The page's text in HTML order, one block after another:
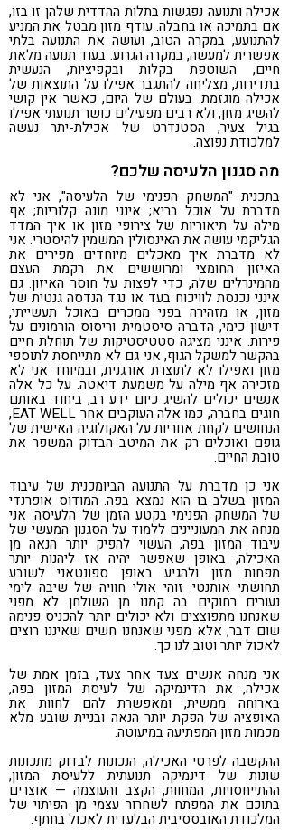
אכילה ותנועה נפגשות בתלות ההדדית שלהן זו בזו,
אם בתמיכה או בחבלה. עודף מזון מבטל את המניע
להתנועע, במקרה הטוב, ועושה את התנועה בלתי
אפשרית למעשה, במקרה הגרוע. בעוד תנועה מלאת
חיים, השוטפת בקלות ובקפיציות, הנעשית
בתדירות, מצליחה להתגבר אפילו על התוצאות של
אכילה מוגזמת. בעולם של היום, כאשר אין קושי
להשיג מזון, ולא רבים מפעילים כושר תנועתי אפילו
בגיל צעיר, הסטנדרט של אכילת-יתר נעשה
למלכודת נפוצה.
מה סגנון הלעיסה שלכם?
בתכנית "המשחק הפנימי של הלעיסה", אני לא
מדברת על אוכל בריא; אינני מונה קלוריות; אף
מילה על תיאוריות של צירופי מזון או איך המדד
הגליקמי עושה את האינסולין המשמין להיסטרי. אני
לא מדברת איך מאכלים מיוחדים מפירים את
האיזון החומצי ומרוששים את רקמת העצם
מהמינרלים שלה, כדי לפצות על חוסר האיזון. גם
אינני נכנסת לוויכוח בעד או נגד הנדסה גנטית של
מזון, או מזהירה בפני ממכרים באוכל תעשייתי,
דישון כימי, הדברה סיסטמית וריסוס הורמונים על
פירות. אינני מציגה סטטיסטיקות של תוחלת חיים
בהקשר למשקל הגוף, אני גם לא מתייחסת לתוספי
מזון ואפילו לא לתוצרת אורגנית, ובמיוחד אני לא
מזכירה אף מילה על משמעת דיאטה. על כל אלה
אנשים יכולים להשיג כיום ידע רב, ביחוד באותם
חוגים בחברה, כמו אלה העוקבים אחר EAT WELL,
הנחושים לקחת אחריות על האקולוגיה האישית של
גופם ואוכלים רק את המיטב הבדוק המשפר את
טובת החיים.
אני כן מדברת על התנועה הביומכנית של עיבוד
המזון בשלב בו הוא נמצא בפה. המודוס אופרנדי
של המשחק הפנימי בקטע הזמן של הלעיסה. אני
מנחה את המעוניינים ללמוד על הסגנון המעשי של
עיבוד המזון בפה, העשוי להפיק יותר הנאה מן
האכילה, באופן שאפשר יהיה אז ליהנות יותר
מפחות מזון ולהגיע באופן ספונטאני לשובע
תחושתי אותנטי. זוהי אולי חוויה של שיבה לימי
נעורים רחוקים בה קמנו מן השולחן לא מפני
שאנחנו מתפוצצים ולא יכולים יותר להכניס פנימה
שום דבר, אלא מפני שאנחנו חשים שאיננו רוצים
לאכול יותר וטוב לנו כך.
אני מנחה אנשים צעד אחר צעד, בזמן אמת של
אכילה, את הדינמיקה של לעיסת המזון בפה,
בארוחה ממשית, ומאפשרת להם לחוות את
האופציה של הפקת יותר הנאה ובניית שובע מלא
מכמות מזון המפתיעה במיעוטה.
ההקשבה לפרטי האכילה, הנכונות לבדוק מתכונות
שונות של דינמיקה תנועתית ללעיסת המזון,
ההתייחסויות, המחוות, הקצב והעוצמה — אוצרים
בתוכם את המפתח לשחרור עצמי מן הפיתוי של
המלכודת האובססיבית הבלעדית לאכול בחתף.